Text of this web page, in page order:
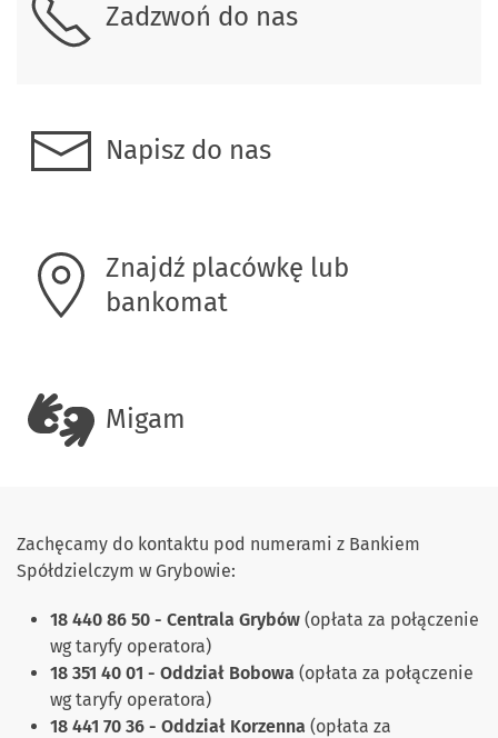
Zadzwoń do nas
Napisz do nas
Znajdź placówkę lub
bankomat
Migam
Zachęcamy do kontaktu pod numerami z Bankiem
Spółdzielczym w Grybowie:
18 440 86 50 - Centrala Grybów (opłata za połączenie
wg taryfy operatora)
18 351 40 01 - Oddział Bobowa (opłata za połączenie
wg taryfy operatora)
18 441 70 36 - Oddział Korzenna (opłata za